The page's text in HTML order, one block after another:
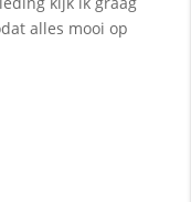
alles mooi op